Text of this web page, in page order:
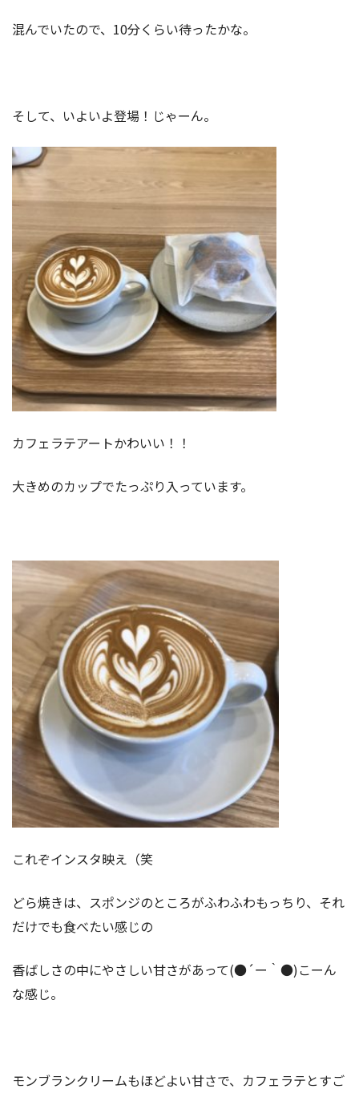
混んでいたので、10分くらい待ったかな。
そして、いよいよ登場！じゃーん。
カフェラテアートかわいい！！
大きめのカップでたっぷり入っています。
これぞインスタ映え（笑
どら焼きは、スポンジのところがふわふわもっちり、それ
だけでも食べたい感じの
香ばしさの中にやさしい甘さがあって(●´ー｀●)こーん
な感じ。
モンブランクリームもほどよい甘さで、カフェラテとすご